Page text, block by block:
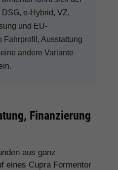
e-Hybrid, VZ,
und EU-
Fahrprofil, Ausstattung
andere Variante
Finanzierung
aus ganz
eines Cupra Formentor